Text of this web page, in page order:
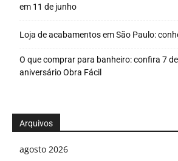
em 11 de junho
Loja de acabamentos em São Paulo:
O que comprar para banheiro: confira 7
aniversário Obra Fácil
Arquivos
agosto 2026